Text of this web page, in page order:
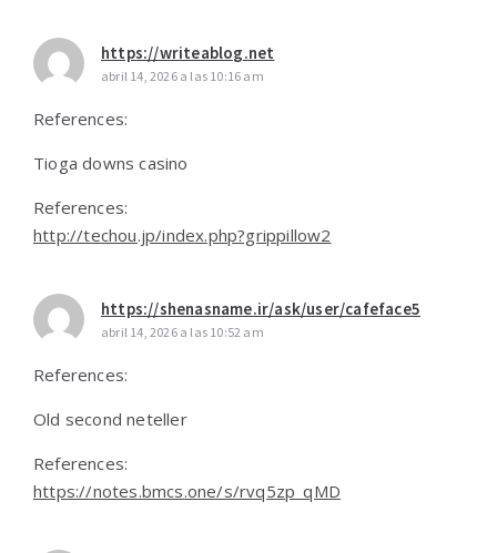
https://writeablog.net
abril 14, 2026 a las 10:16 am
References:
Tioga downs casino
References:
http://techou.jp/index.php?grippillow2
https://shenasname.ir/ask/user/cafeface5
abril 14, 2026 a las 10:52 am
References:
Old second neteller
References:
https://notes.bmcs.one/s/rvq5zp_qMD